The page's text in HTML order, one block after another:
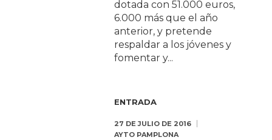
dotada con 51.000 euros,
6.000 más que el año
anterior, y pretende
respaldar a los jóvenes y
fomentar y...
ENTRADA
27 DE JULIO DE 2016
AYTO PAMPLONA